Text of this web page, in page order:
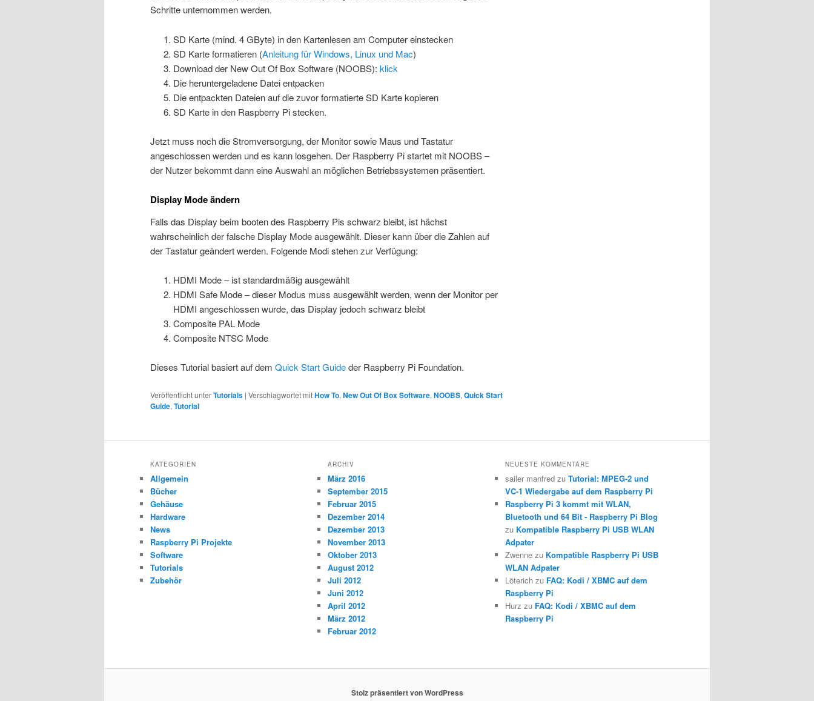
Schritte unternommen werden.
SD Karte (mind. 4 GByte) in den Kartenlesen am Computer einstecken
SD Karte formatieren (Anleitung für Windows, Linux und Mac)
Download der New Out Of Box Software (NOOBS): klick
Die heruntergeladene Datei entpacken
Die entpackten Dateien auf die zuvor formatierte SD Karte kopieren
SD Karte in den Raspberry Pi stecken.
Jetzt muss noch die Stromversorgung, der Monitor sowie Maus und Tastatur
angeschlossen werden und es kann losgehen. Der Raspberry Pi startet mit NOOBS –
der Nutzer bekommt dann eine Auswahl an möglichen Betriebssystemen präsentiert.
Display Mode ändern
Falls das Display beim booten des Raspberry Pis schwarz bleibt, ist hächst
wahrscheinlich der falsche Display Mode ausgewählt. Dieser kann über die Zahlen auf
der Tastatur geändert werden. Folgende Modi stehen zur Verfügung:
HDMI Mode – ist standardmäßig ausgewählt
HDMI Safe Mode – dieser Modus muss ausgewählt werden, wenn der Monitor per
HDMI angeschlossen wurde, das Display jedoch schwarz bleibt
Composite PAL Mode
Composite NTSC Mode
Dieses Tutorial basiert auf dem Quick Start Guideder Raspberry Pi Foundation.
Veröffentlicht unterTutorials | Verschlagwortet mitHow To, New Out Of Box Software, NOOBS, Quick Start
Guide, Tutorial
KATEGORIEN
Allgemein
Bücher
Gehäuse
Hardware
News
Raspberry Pi Projekte
Software
Tutorials
Zubehör
ARCHIV
März 2016
September 2015
Februar 2015
Dezember 2014
Dezember 2013
November 2013
Oktober 2013
August 2012
Juli 2012
Juni 2012
April 2012
März 2012
Februar 2012
NEUESTE KOMMENTARE
sailer manfredzu Tutorial: MPEG-2 und
VC-1 Wiedergabe auf dem Raspberry Pi
Raspberry Pi 3 kommt mit WLAN,
Bluetooth und 64 Bit - Raspberry Pi Blog
zu Kompatible Raspberry Pi USB WLAN
Adpater
Zwennezu Kompatible Raspberry Pi USB
WLAN Adpater
Löterichzu FAQ: Kodi / XBMC auf dem
Raspberry Pi
Hurz zu FAQ: Kodi / XBMC auf dem
Raspberry Pi
Stolz präsentiert von WordPress